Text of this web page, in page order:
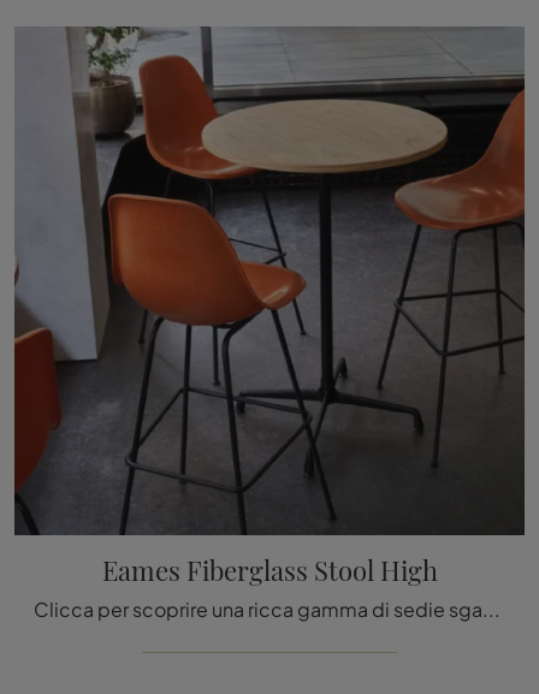
Eames Fiberglass Stool High
Clicca per scoprire una ricca gamma di sedie sgabelli per stanze moderne: il modello Eames Fiberglass Stool High di Vitra ti attende!